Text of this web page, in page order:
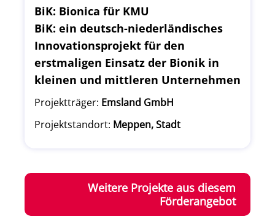
BiK: Bionica für KMU
BiK: ein deutsch-niederländisches
Innovationsprojekt für den
erstmaligen Einsatz der Bionik in
kleinen und mittleren Unternehmen
Projektträger: Emsland GmbH
Projektstandort: Meppen, Stadt
Weitere Projekte aus diesem
Förderangebot